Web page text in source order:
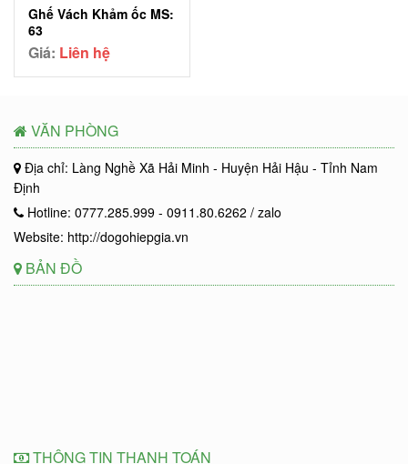
Ghế Vách Khảm ốc MS:
63
Giá: Liên hệ
VĂN PHÒNG
Địa chỉ: Làng Nghề Xã Hải Minh - Huyện Hải Hậu - Tỉnh Nam
Định
Hotline: 0777.285.999 - 0911.80.6262 / zalo
Website: http://dogohiepgia.vn
BẢN ĐỒ
THÔNG TIN THANH TOÁN